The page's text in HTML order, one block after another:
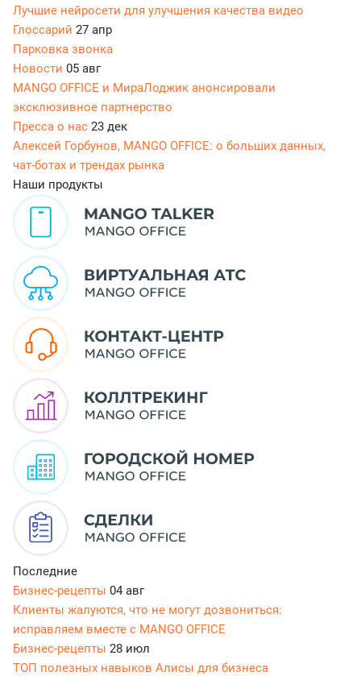
Лучшие нейросети для улучшения качества видео
Глоссарий 27 апр
Парковка звонка
Новости 05 авг
MANGO OFFICE и МираЛоджик анонсировали
эксклюзивное партнерство
Пресса о нас 23 дек
Алексей Горбунов, MANGO OFFICE: о больших данных,
чат-ботах и трендах рынка
Наши продукты
Последние
Бизнес-рецепты 04 авг
Клиенты жалуются, что не могут дозвониться:
исправляем вместе с MANGO OFFICE
Бизнес-рецепты 28 июл
ТОП полезных навыков Алисы для бизнеса